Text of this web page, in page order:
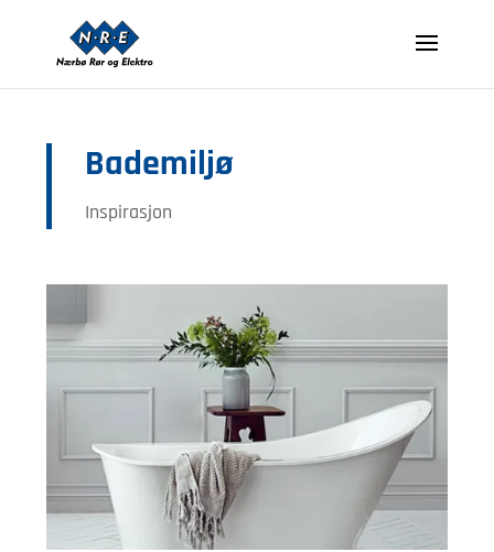
Bademiljø
Inspirasjon